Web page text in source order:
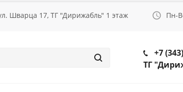
Шварца 17, ТГ "Дирижабль" 1 этаж Пн-
+7
ТГ